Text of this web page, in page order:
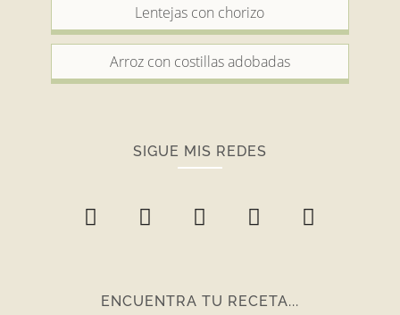
Lentejas con chorizo
Arroz con costillas adobadas
SIGUE MIS REDES
ENCUENTRA TU RECETA...